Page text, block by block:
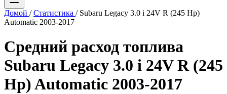
Домой / Статистика / Subaru Legacy 3.0 i 24V R (245 Hp)
Automatic 2003-2017
Средний расход топлива
Subaru Legacy 3.0 i 24V R (245
Hp) Automatic 2003-2017